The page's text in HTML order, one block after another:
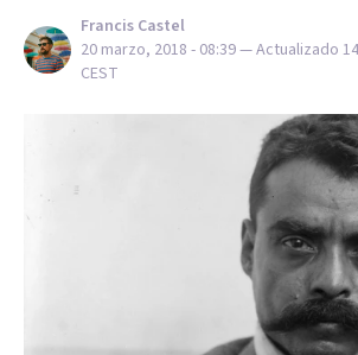
Francis Castel
20 marzo, 2018 - 08:39— Actualizado
CEST